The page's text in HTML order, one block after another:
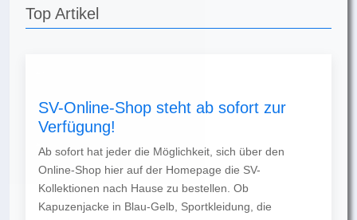
Top Artikel
SV-Online-Shop steht ab sofort zur
Verfügung!
Ab sofort hat jeder die Möglichkeit, sich über den
Online-Shop hier auf der Homepage die SV-
Kollektionen nach Hause zu bestellen. Ob
Kapuzenjacke in Blau-Gelb, Sportkleidung, die